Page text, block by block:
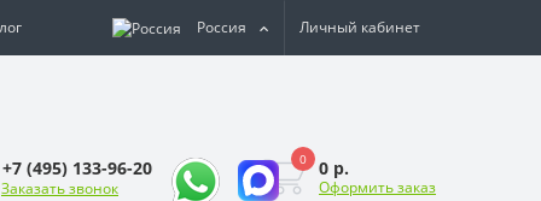
Россия Личный кабинет
+7 (495) 133-96-20
Заказать звонок
0 0 р.
Оформить заказ